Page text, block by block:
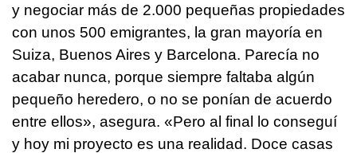
y negociar más de 2.000 pequeñas propiedades
con unos 500 emigrantes, la gran mayoría en
Suiza, Buenos Aires y Barcelona. Parecía no
acabar nunca, porque siempre faltaba algún
pequeño heredero, o no se ponían de acuerdo
entre ellos», asegura. «Pero al final lo conseguí
y hoy mi proyecto es una realidad. Doce casas